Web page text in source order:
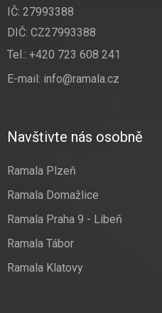
IČ: 27993388
DIČ: CZ27993388
Tel.: +420 723 608 241
E-mail: info@ramala.cz
Navštivte nás osobně
Ramala Plzeň
Ramala Domažlice
Ramala Praha 9 - Libeň
Ramala Tábor
Ramala Klatovy